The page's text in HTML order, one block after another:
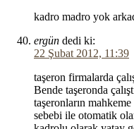
kadro madro yok
ergün dedi ki:
22 Şubat 2012, 11:39
taşeron firmalarda
Bende taşeronda
taşeronların
sebebi ile otomatik